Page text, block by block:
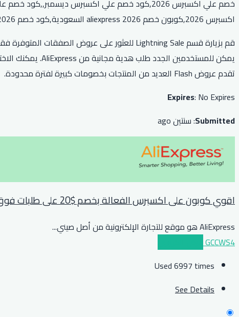
اكسبرس 2026,كوبون خصم aliexpress 2026 السعودية,كود خصم aliexpress 2026,متى تبدأ تخفيضات علي اكسبرس
تقدم عروض Flash العديد من المنتجات بخصومات كبيرة لفترة محدودة.
Expires: No Expires
Submitted: سنتين ago
اقوي كوبون على اكسبرس الفعالة بخصم $20 على طلبات فوق $139 او مايعادلها بعملة بلدك
AliExpress هو موقع للتجارة الإلكترونية من أصل صيني
...
GCCWS4
Used 6997 times
See Details